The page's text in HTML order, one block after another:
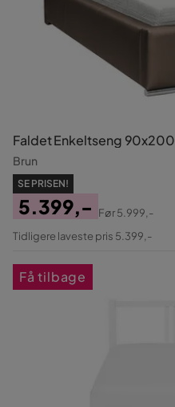
Faldet Enkeltseng 90x200
Brun
SE PRISEN!
Pris
5.399,-
Original
Før5.999,-
Tidligere laveste pris 5.399,-
Få tilbage